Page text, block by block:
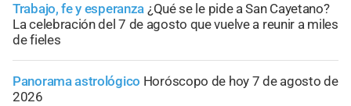
Trabajo, fe y esperanza ¿Qué se le pide a San Cayetano?
La celebración del 7 de agosto que vuelve a reunir a miles
de fieles
Panorama astrológico Horóscopo de hoy 7 de agosto de
2026